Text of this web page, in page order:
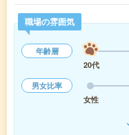
職場の雰囲気
年齢層
20代
男女比率
女性